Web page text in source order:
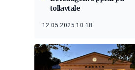
tollavtale
12.05.2025 10:18